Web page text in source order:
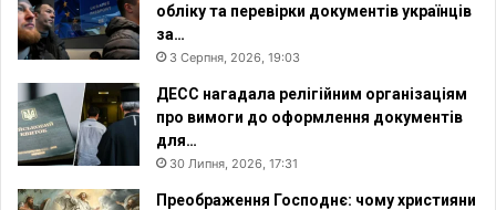
обліку та перевірки документів українців
за…
3 Серпня, 2026, 19:03
ДЕСС нагадала релігійним організаціям
про вимоги до оформлення документів
для…
30 Липня, 2026, 17:31
Преображення Господнє: чому християни